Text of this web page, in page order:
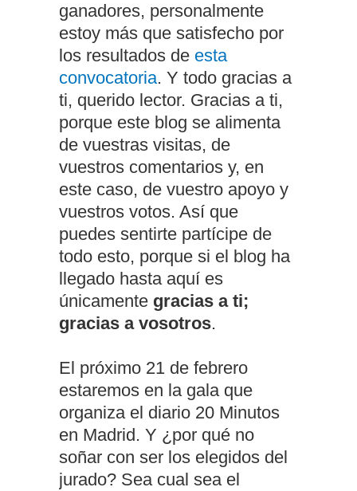
ganadores, personalmente
estoy más que satisfecho por
los resultados de esta
convocatoria. Y todo gracias a
ti, querido lector. Gracias a ti,
porque este blog se alimenta
de vuestras visitas, de
vuestros comentarios y, en
este caso, de vuestro apoyo y
vuestros votos. Así que
puedes sentirte partícipe de
todo esto, porque si el blog ha
llegado hasta aquí es
únicamente gracias a ti;
gracias a vosotros.
El próximo 21 de febrero
estaremos en la gala que
organiza el diario 20 Minutos
en Madrid. Y ¿por qué no
soñar con ser los elegidos del
jurado? Sea cual sea el